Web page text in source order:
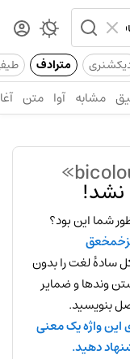
مترادف
مشابه آوا متن
نشد!
شما این بود؟
سادهٔ لغت را بدون
وندها و ضمایر
بنویسید.
این واژه یک معنی
دهید.